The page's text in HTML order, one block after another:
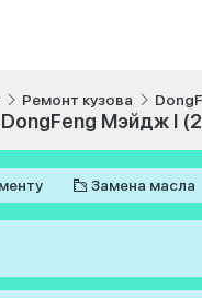
Ремонт кузова
Мэйдж I
Замена масла